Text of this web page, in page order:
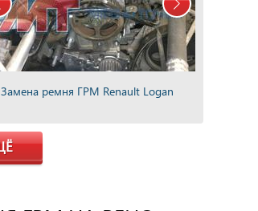
Замена ремня ГРМ Renault Logan